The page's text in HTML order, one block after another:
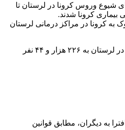
شیوع وروس کرونا در لرستان تا
به کرونا در مراکز درمانی لرستان
آمار مبتلایان قطعی به کرونا در لرستان به ۲۲۶ هزار و ۴۴ نفر
به ديگران، مطابق قوانين